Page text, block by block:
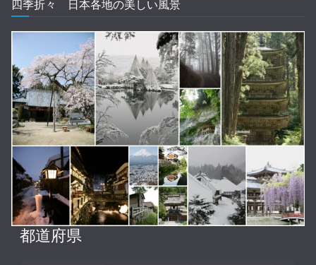
四季折々 日本各地の美しい風景
都道府県